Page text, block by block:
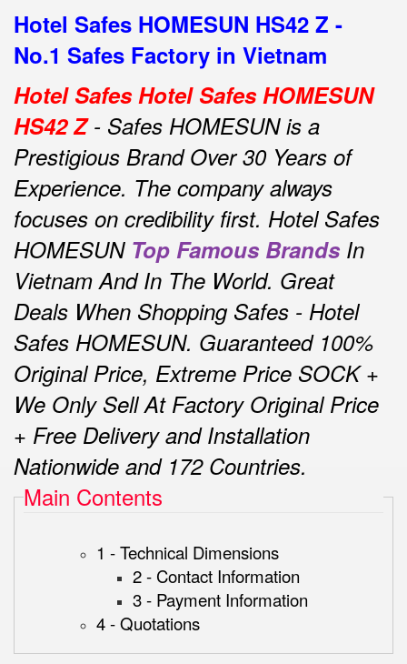
Hotel Safes HOMESUN HS42 Z -
No.1 Safes Factory in Vietnam
Hotel Safes Hotel Safes HOMESUN
HS42 Z- Safes HOMESUN is a
Prestigious Brand Over 30 Years of
Experience. The company always
focuses on credibility first. Hotel Safes
HOMESUN Top Famous Brands In
Vietnam And In The World. Great
Deals When Shopping Safes - Hotel
Safes HOMESUN. Guaranteed 100%
Original Price, Extreme Price SOCK +
We Only Sell At Factory Original Price
+ Free Delivery and Installation
Nationwide and 172 Countries.
Main Contents
1 - Technical Dimensions
2 - Contact Information
3 - Payment Information
4 - Quotations